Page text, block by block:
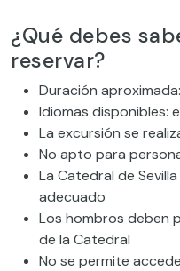
¿Qué debes
reservar?
Duración
Idiomas disponibles:
La excursión se
No apto para
La Catedral de
adecuado
Los hombros deben
de la Catedral
No se permite